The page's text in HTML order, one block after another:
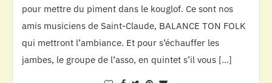
pour mettre du piment dans le kouglof. Ce sont nos
amis musiciens de Saint-Claude, BALANCE TON FOLK
qui mettront l’ambiance. Et pour s’échauffer les
jambes, le groupe de l’asso, en quintet s’il vous […]